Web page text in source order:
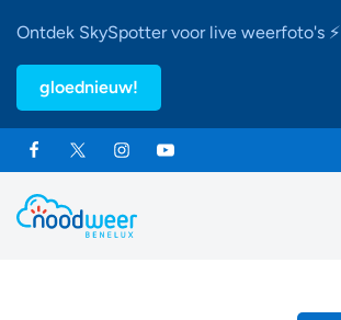
Ontdek SkySpotter voor live weerfoto's ⚡
gloednieuw!